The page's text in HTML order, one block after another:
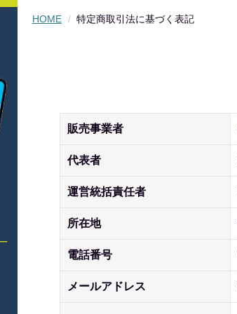
HOME 特定商取引法に基づく表記
販売事業者
代表者
運営統括責任者
所在地
電話番号
メールアドレス